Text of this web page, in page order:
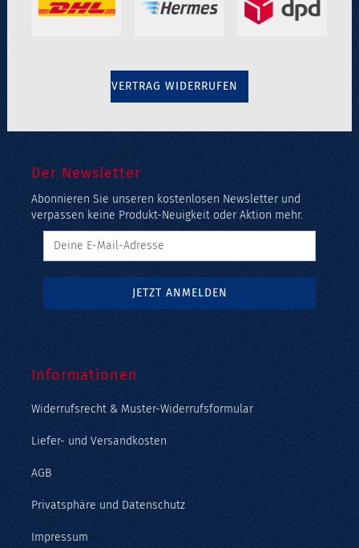
VERTRAG WIDERRUFEN
Der Newsletter
Abonnieren Sie unseren kostenlosen Newsletter und
verpassen keine Produkt-Neuigkeit oder Aktion mehr.
Informationen
Widerrufsrecht & Muster-Widerrufsformular
Liefer- und Versandkosten
AGB
Privatsphäre und Datenschutz
Impressum